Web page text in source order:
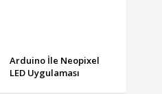
Arduino İle Neopixel
LED Uygulaması